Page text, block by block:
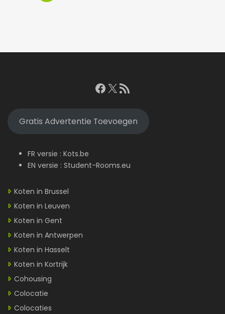
Facebook
X RSS feed
Gratis Advertentie Toevoegen
FR versie : Kots.be
EN versie : Student-Rooms.eu
Koten in Brussel
Koten in Leuven
Koten in Gent
Koten in Antwerpen
Koten in Hasselt
Koten in Kortrijk
Cohousing
Colocatie
Colocaties